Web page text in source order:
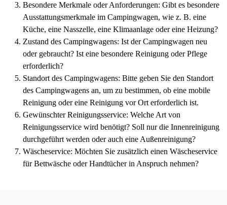
Besondere Merkmale oder Anforderungen: Gibt es besondere
Ausstattungsmerkmale im Campingwagen, wie z. B. eine
Küche, eine Nasszelle, eine Klimaanlage oder eine Heizung?
Zustand des Campingwagens: Ist der Campingwagen neu
oder gebraucht? Ist eine besondere Reinigung oder Pflege
erforderlich?
Standort des Campingwagens: Bitte geben Sie den Standort
des Campingwagens an, um zu bestimmen, ob eine mobile
Reinigung oder eine Reinigung vor Ort erforderlich ist.
Gewünschter Reinigungsservice: Welche Art von
Reinigungsservice wird benötigt? Soll nur die Innenreinigung
durchgeführt werden oder auch eine Außenreinigung?
Wäscheservice: Möchten Sie zusätzlich einen Wäscheservice
für Bettwäsche oder Handtücher in Anspruch nehmen?